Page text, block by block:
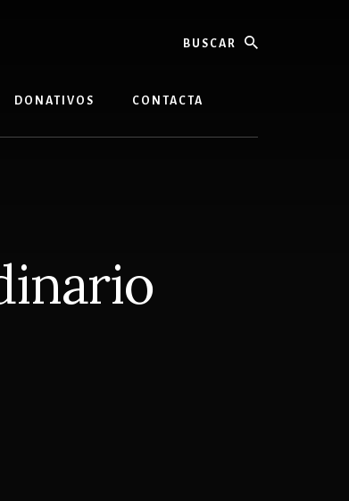
DONATIVOS CONTACTA